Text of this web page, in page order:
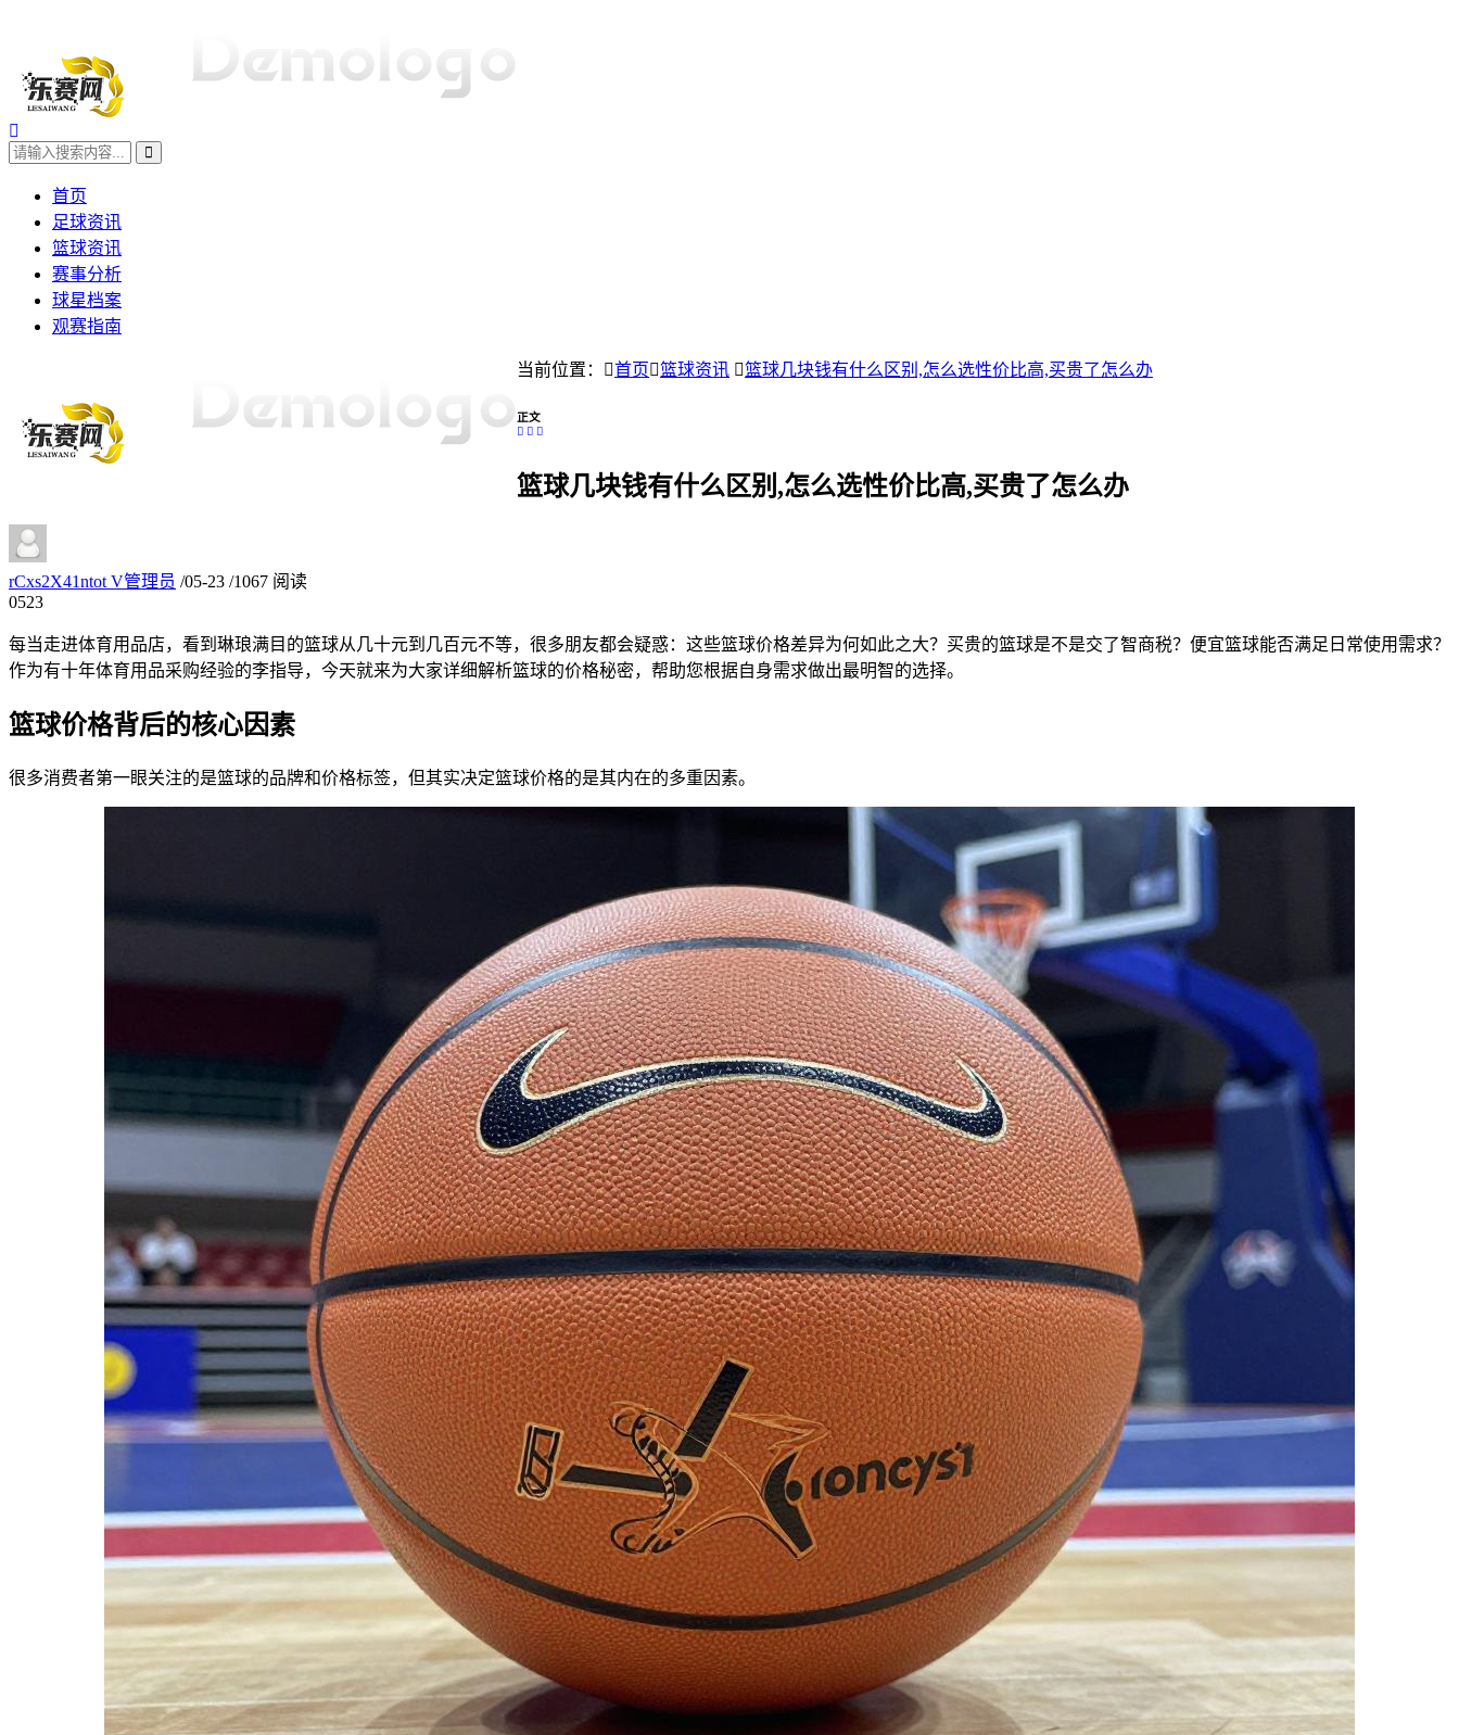
首页
足球资讯
篮球资讯
赛事分析
球星档案
观赛指南
当前位置： 首页 篮球资讯 篮球几块钱有什么区别,怎么选性价比高,买贵了怎么办
正文
篮球几块钱有什么区别,怎么选性价比高,买贵了怎么办
rCxs2X41ntot V管理员 /05-23 /1067 阅读
0523
每当走进体育用品店，看到琳琅满目的篮球从几十元到几百元不等，很多朋友都会疑惑：这些篮球价格差异为何如此之大？买贵的篮球是不是交了智商税？便宜篮球能否满足日常使用需求？
作为有十年体育用品采购经验的李指导，今天就来为大家详细解析篮球的价格秘密，帮助您根据自身需求做出最明智的选择。
篮球价格背后的核心因素
很多消费者第一眼关注的是篮球的品牌和价格标签，但其实决定篮球价格的是其内在的多重因素。